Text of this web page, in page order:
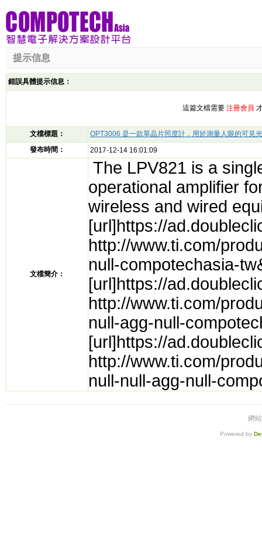
提示信息
錯誤具體提示信息：
這篇文檔需要 注冊會員
文檔標題：
OPT3006 是一款單晶片照度計，用於測量人眼的可見
發布時間：
2017-12-14 16:01:09
文檔簡介：
The LPV821 is a
operational amplifier
wireless and wired
[url]https://
http://www.ti.com/
null-compotechasia-
[url]https://
http://www.ti.com/
null-agg-null-
[url]https://
http://www.ti.com/
null-null-agg-null-
網
Powered by